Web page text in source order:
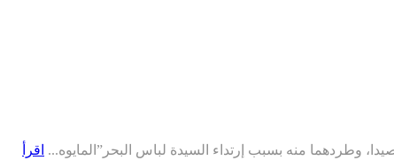
وطردهما منه بسبب إرتداء السيدة لباس البحر”المايوه... اقرأ